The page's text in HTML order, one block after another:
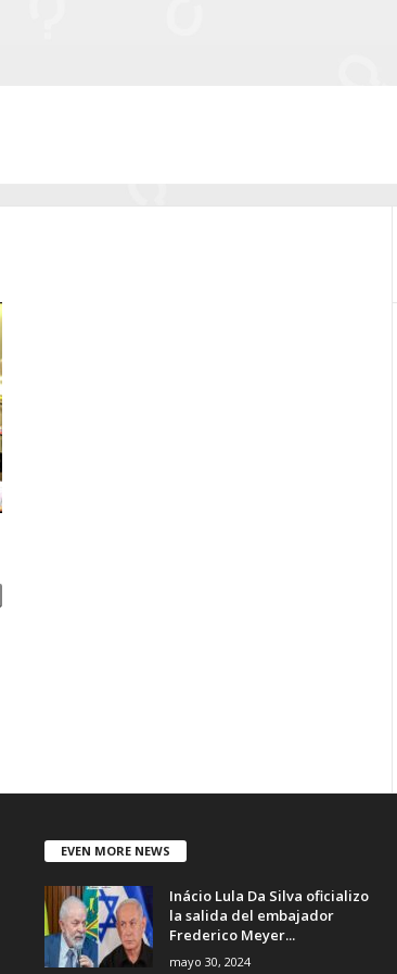
EVEN MORE NEWS
Inácio Lula Da Silva oficializo
la salida del embajador
Frederico Meyer...
mayo 30, 2024